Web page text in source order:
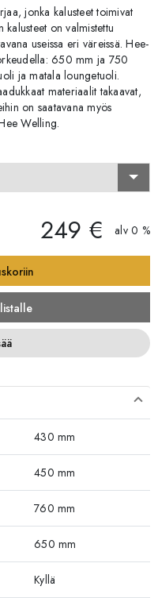
jonka kalusteet toimivat
on valmistettu
useissa eri väreissä. Hee-
650 mm ja 750
ja matala loungetuoli.
materiaalit takaavat,
on saatavana myös
Welling.
249 € alv 0 %
430 mm
450 mm
760 mm
650 mm
Kyllä